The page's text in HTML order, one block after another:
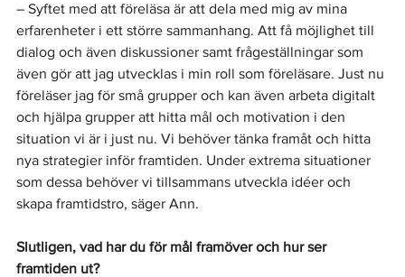
– Syftet med att föreläsa är att dela med mig av mina
erfarenheter i ett större sammanhang. Att få möjlighet till
dialog och även diskussioner samt frågeställningar som
även gör att jag utvecklas i min roll som föreläsare. Just nu
föreläser jag för små grupper och kan även arbeta digitalt
och hjälpa grupper att hitta mål och motivation i den
situation vi är i just nu. Vi behöver tänka framåt och hitta
nya strategier inför framtiden. Under extrema situationer
som dessa behöver vi tillsammans utveckla idéer och
skapa framtidstro, säger Ann.
Slutligen, vad har du för mål framöver och hur ser
framtiden ut?